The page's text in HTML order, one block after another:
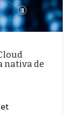
nativa de